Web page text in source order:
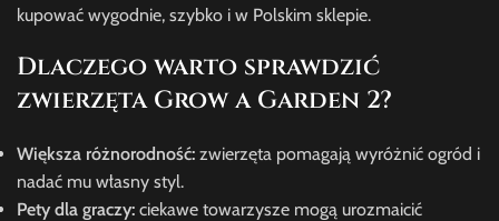
kupować wygodnie, szybko i w Polskim sklepie.
Dlaczego warto sprawdzić
zwierzęta Grow a Garden 2?
Większa różnorodność: zwierzęta pomagają wyróżnić ogród i
nadać mu własny styl.
Pety dla graczy: ciekawe towarzysze mogą urozmaicić